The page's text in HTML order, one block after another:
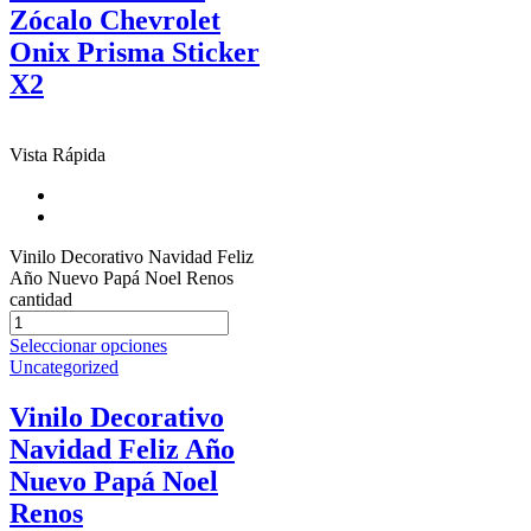
Zócalo Chevrolet
Onix Prisma Sticker
X2
Vista Rápida
Vinilo Decorativo Navidad Feliz
Año Nuevo Papá Noel Renos
cantidad
Seleccionar opciones
Uncategorized
Vinilo Decorativo
Navidad Feliz Año
Nuevo Papá Noel
Renos